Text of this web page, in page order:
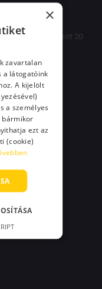
több mint 20
szállítása
×
zavartalan
a látogatóink
A kijelölt
a személyes
bármikor
ezt az
(cookie)